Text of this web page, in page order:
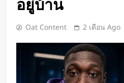
ชาร์จได้โดยต
สายเดินทาง
HUAWEI เปิด
สาย USB-C ในตั
2 วัน Ago
หุ่นยนต์
จากโชว์เทคโ
อยู่บ้าน
Oat Content 2 เดือน Ago